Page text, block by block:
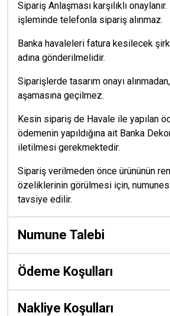
Sipariş Anlaşması karşılıklı
işleminde telefonla sipariş alınmaz.
Banka havaleleri fatura kesilecek
adına gönderilmelidir.
Siparişlerde tasarım onayı
aşamasına geçilmez.
Kesin sipariş de Havale ile yapılan
ödemenin yapıldığına ait Banka
iletilmesi gerekmektedir.
Sipariş verilmeden önce ürününün
özeliklerinin görülmesi için,
tavsiye edilir.
Numune Talebi
Ödeme Koşulları
Nakliye Koşulları